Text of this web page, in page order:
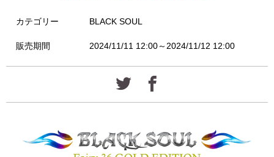
カテゴリー BLACK SOUL
販売期間 2024/11/11 12:00～2024/11/12 12:00